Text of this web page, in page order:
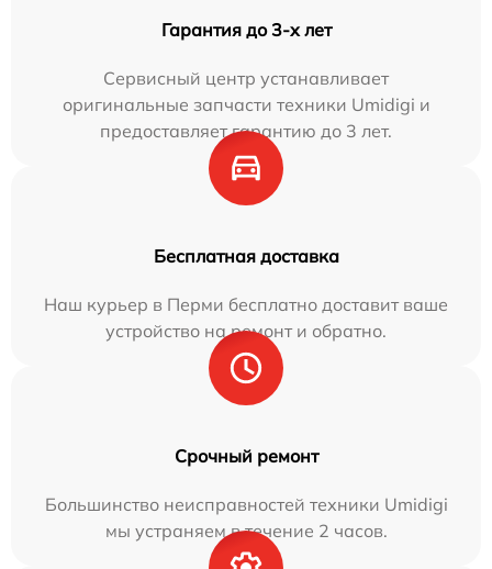
Гарантия до 3-х лет
Сервисный центр устанавливает
оригинальные запчасти техники Umidigi и
предоставляет гарантию до 3 лет.
Бесплатная доставка
Наш курьер в Перми бесплатно доставит ваше
устройство на ремонт и обратно.
Срочный ремонт
Большинство неисправностей техники Umidigi
мы устраняем в течение 2 часов.